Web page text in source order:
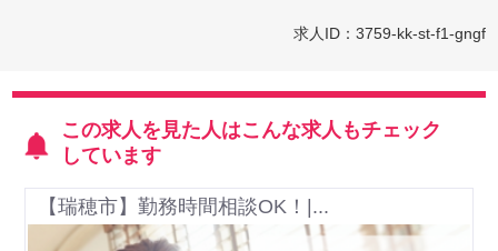
求人ID：3759-kk-st-f1-gngf
この求人を見た人はこんな求人もチェック
しています
【瑞穂市】勤務時間相談OK！|...